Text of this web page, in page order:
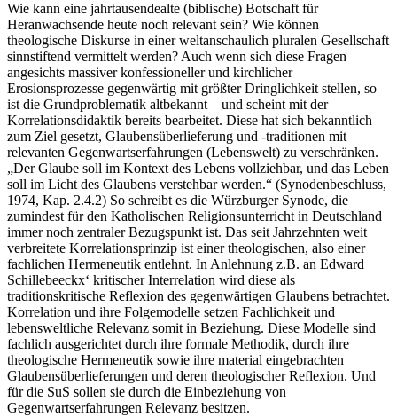
Wie kann eine jahrtausendealte (biblische) Botschaft für
Heranwachsende heute noch relevant sein? Wie können
theologische Diskurse in einer weltanschaulich pluralen Gesellschaft
sinnstiftend vermittelt werden? Auch wenn sich diese Fragen
angesichts massiver konfessioneller und kirchlicher
Erosionsprozesse gegenwärtig mit größter Dringlichkeit stellen, so
ist die Grundproblematik altbekannt – und scheint mit der
Korrelationsdidaktik bereits bearbeitet. Diese hat sich bekanntlich
zum Ziel gesetzt, Glaubensüberlieferung und -traditionen mit
relevanten Gegenwartserfahrungen (Lebenswelt) zu verschränken.
„Der Glaube soll im Kontext des Lebens vollziehbar, und das Leben
soll im Licht des Glaubens verstehbar werden.“ (Synodenbeschluss,
1974, Kap. 2.4.2) So schreibt es die Würzburger Synode, die
zumindest für den Katholischen Religionsunterricht in Deutschland
immer noch zentraler Bezugspunkt ist. Das seit Jahrzehnten weit
verbreitete Korrelationsprinzip ist einer theologischen, also einer
fachlichen Hermeneutik entlehnt. In Anlehnung z.B. an Edward
Schillebeeckx‘ kritischer Interrelation wird diese als
traditionskritische Reflexion des gegenwärtigen Glaubens betrachtet.
Korrelation und ihre Folgemodelle setzen Fachlichkeit und
lebensweltliche Relevanz somit in Beziehung. Diese Modelle sind
fachlich ausgerichtet durch ihre formale Methodik, durch ihre
theologische Hermeneutik sowie ihre material eingebrachten
Glaubensüberlieferungen und deren theologischer Reflexion. Und
für die SuS sollen sie durch die Einbeziehung von
Gegenwartserfahrungen Relevanz besitzen.